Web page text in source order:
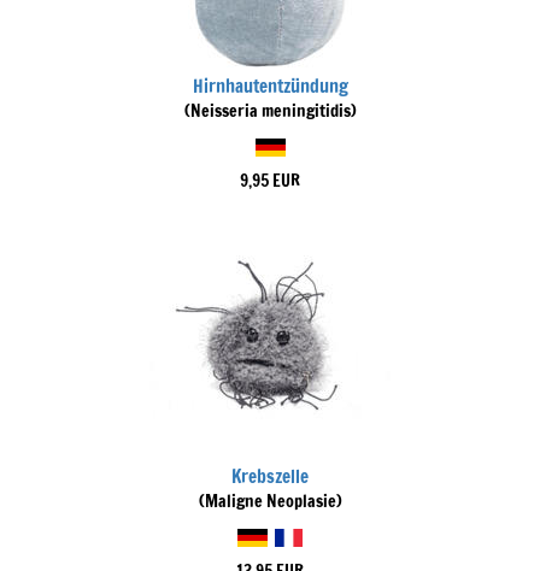
Hirnhautentzündung
(Neisseria meningitidis)
9,95 EUR
Krebszelle
(Maligne Neoplasie)